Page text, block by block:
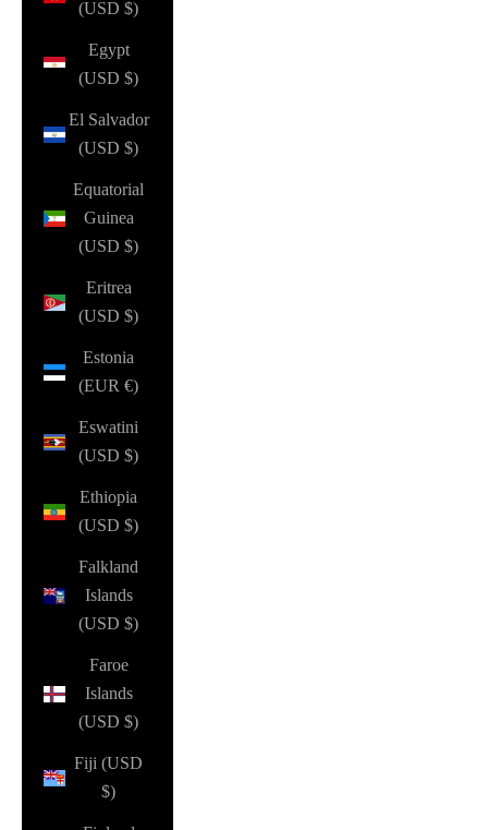
(USD $)
Egypt
(USD $)
El Salvador
(USD $)
Equatorial
Guinea
(USD $)
Eritrea
(USD $)
Estonia
(EUR €)
Eswatini
(USD $)
Ethiopia
(USD $)
Falkland
Islands
(USD $)
Faroe
Islands
(USD $)
Fiji (USD
$)